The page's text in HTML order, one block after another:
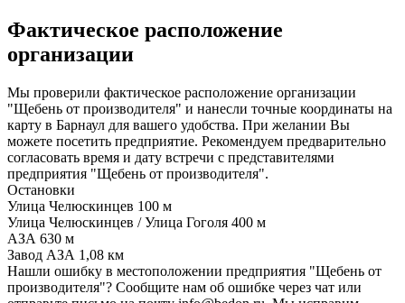
Фактическое расположение
организации
Мы проверили фактическое расположение организации
"Щебень от производителя" и нанесли точные координаты на
карту в Барнаул для вашего удобства. При желании Вы
можете посетить предприятие. Рекомендуем предварительно
согласовать время и дату встречи с представителями
предприятия "Щебень от производителя".
Остановки
Улица Челюскинцев 100 м
Улица Челюскинцев / Улица Гоголя 400 м
АЗА 630 м
Завод АЗА 1,08 км
Нашли ошибку в местоположении предприятия "Щебень от
производителя"? Сообщите нам об ошибке через чат или